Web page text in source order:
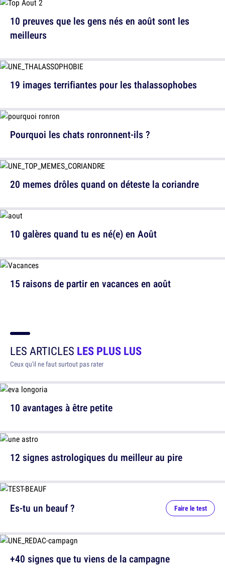
10 preuves que les gens nés en août sont les
meilleurs
Pourquoi les chats ronronnent-ils ?
10 galères quand tu es né(e) en Août
19 images terrifiantes pour les thalassophobes
20 memes drôles quand on déteste la coriandre
15 raisons de partir en vacances en août
LES ARTICLES LES PLUS LUS
Ceux qu'il ne faut surtout pas rater
10 avantages à être petite
12 signes astrologiques du meilleur au pire
Es-tu un beauf ? Faire le test
+40 signes que tu viens de la campagne